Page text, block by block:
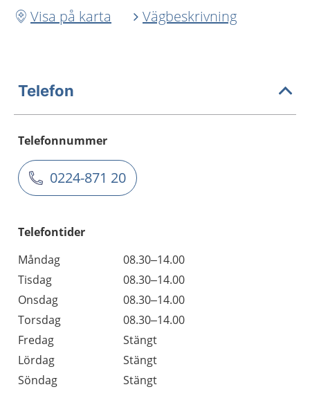
Visa på karta
Vägbeskrivning
Telefon
Telefonnummer
0224-871 20
Telefontider
Måndag
08.30–14.00
Tisdag
08.30–14.00
Onsdag
08.30–14.00
Torsdag
08.30–14.00
Fredag
Stängt
Lördag
Stängt
Söndag
Stängt